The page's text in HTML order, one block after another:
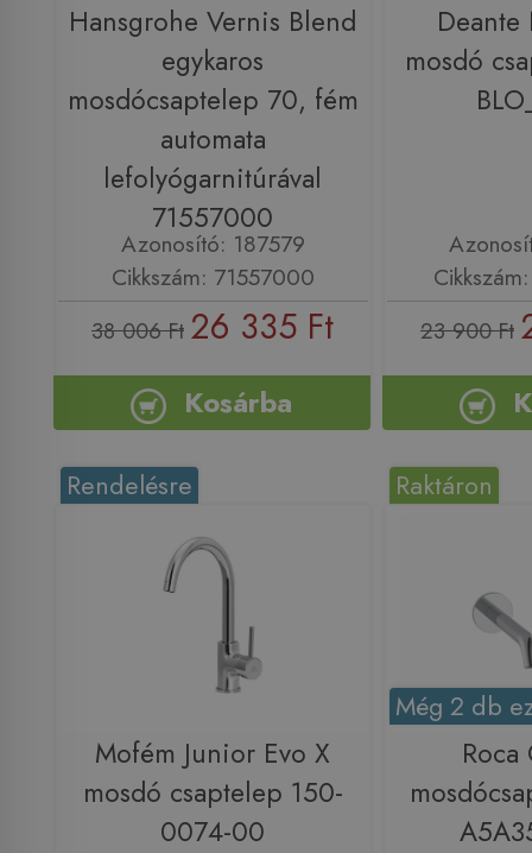
Hansgrohe Vernis Blend
egykaros
mosdócsaptelep 70, fém
automata
lefolyógarnitúrával
71557000
Azonosító: 187579
Cikkszám: 71557000
38 006 Ft 26 335 Ft
Kosárba
mosdó
23 900 Ft
Rendelésre
Mofém Junior Evo X
mosdó csaptelep 150-
0074-00
Raktáron
Még 2 db